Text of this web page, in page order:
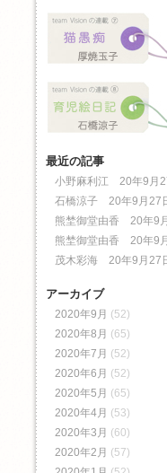
最近の記事
小野麻利江 20年9月
石橋涼子 20年9月27
熊埜御堂由香 20年9
熊埜御堂由香 20年9
茂木彩海 20年9月27
アーカイブ
2020年9月 (52)
2020年8月 (65)
2020年7月 (52)
2020年6月 (52)
2020年5月 (65)
2020年4月 (53)
2020年3月 (60)
2020年2月 (57)